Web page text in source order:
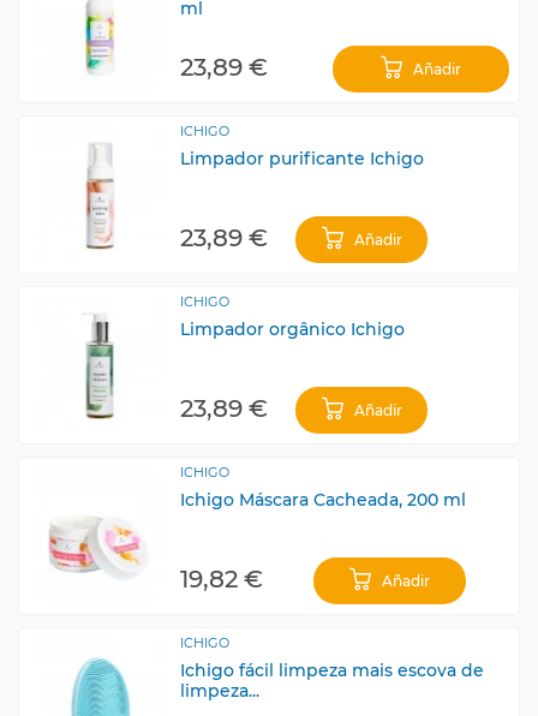
ml
23,89 € Añadir
ICHIGO
Limpador purificante Ichigo
23,89 € Añadir
ICHIGO
Limpador orgânico Ichigo
23,89 € Añadir
ICHIGO
Ichigo Máscara Cacheada, 200 ml
19,82 € Añadir
ICHIGO
Ichigo fácil limpeza mais escova de
limpeza...